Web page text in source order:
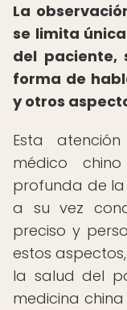
La
se limita
del paciente,
forma de
y otros
Esta
médico
profunda de la
a su vez
preciso y
estos
la salud del
medicina